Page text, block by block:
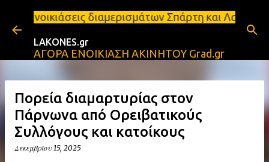
Μετάβαση στο κύριο περιεχόμενο
διαμερισμάτων Σπάρτη και Λακωνία Σπάρτη -
LAKONES.gr
ΑΓΟΡΑ ΕΝΟΙΚΙΑΣΗ ΑΚΙΝΗΤΟΥ Grad.gr
Πορεία διαμαρτυρίας στον
Πάρνωνα από Ορειβατικούς
Συλλόγους και κατοίκους
Δεκεμβρίου 15, 2025